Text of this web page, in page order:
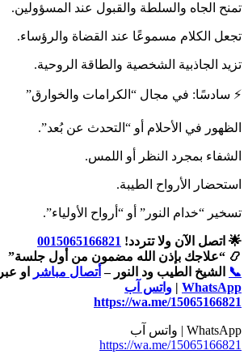
تمنح الجاه والسلطة والقبول عند المسؤولين.
تجعل الكلام مسموعًا عند القضاة والرؤساء.
تزيد الجاذبية الشخصية والطاقة الروحية.
⚡ سادسًا: في مجال “الكرامات والخوارق”
الظهور في الأحلام أو “التحدث عن بُعد”.
الشفاء بمجرد النظر أو اللمس.
استحضار الأرواح الطيبة.
تسخير “خدام النور” أو “أرواح الأولياء”.
🌟 اتصل الآن ولا تتردد! 0015065166821
📿 “علاجك بإذن الله مضمون من أول جلسة”
📞
الشيخ الطيب ود النور – أتصال مباشر او عبر
WhatsApp
| واتس آب
https://wa.me/15065166821
WhatsApp | واتس آب
https://wa.me/15065166821